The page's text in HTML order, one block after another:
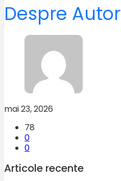
Despre Autor
mai 23, 2026
78
0
0
Articole recente